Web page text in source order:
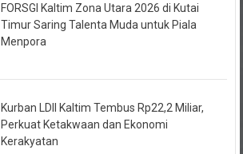
Timur Saring Talenta Muda untuk Piala
Menpora
Perkuat Ketakwaan dan Ekonomi
Kerakyatan